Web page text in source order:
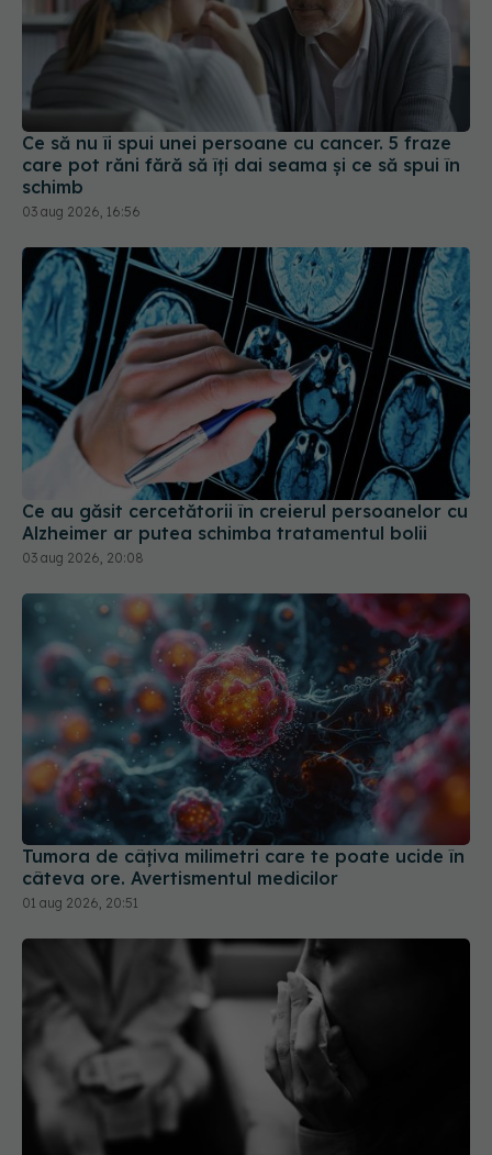
Ce să nu îi spui unei persoane cu cancer. 5 fraze
care pot răni fără să îți dai seama și ce să spui în
schimb
03 aug 2026, 16:56
Ce au găsit cercetătorii în creierul persoanelor cu
Alzheimer ar putea schimba tratamentul bolii
03 aug 2026, 20:08
Tumora de câțiva milimetri care te poate ucide în
câteva ore. Avertismentul medicilor
01 aug 2026, 20:51